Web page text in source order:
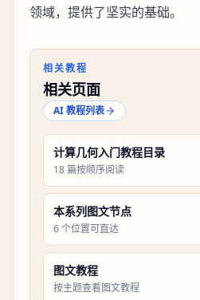
领域，提供了坚实的基础。
相关教程
相关页面
AI 教程列表
计算几何入门教程目录
18 篇按顺序阅读
本系列图文节点
6 个位置可直达
图文教程
按主题查看图文教程